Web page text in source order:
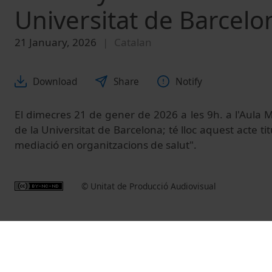
Universitat de
21 January, 2026 Catalan
Download Share Notify
El dimecres 21 de gener de 2026 a les 9h. a l'Aula
de la Universitat de Barcelona; té lloc aquest acte
mediació en organitzacions de salut".
© Unitat de Producció Audiovisual